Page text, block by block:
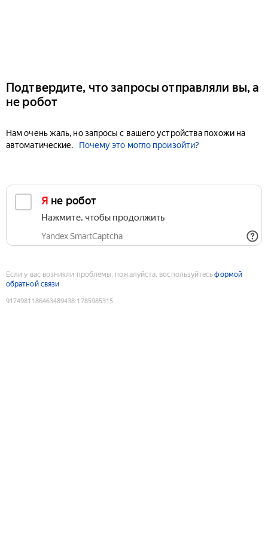
Подтвердите, что запросы отправляли вы, а
не робот
Нам очень жаль, но запросы с вашего устройства похожи на
автоматические.
Почему это могло произойти?
Я не робот
Нажмите, чтобы продолжить
Yandex SmartCaptcha
Если у вас возникли проблемы, пожалуйста, воспользуйтесьформой
обратной связи
9174981186463489438:1785985315